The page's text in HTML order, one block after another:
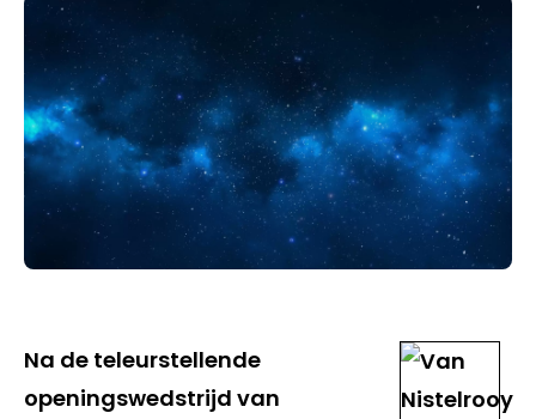
Na de teleurstellende
openingswedstrijd van